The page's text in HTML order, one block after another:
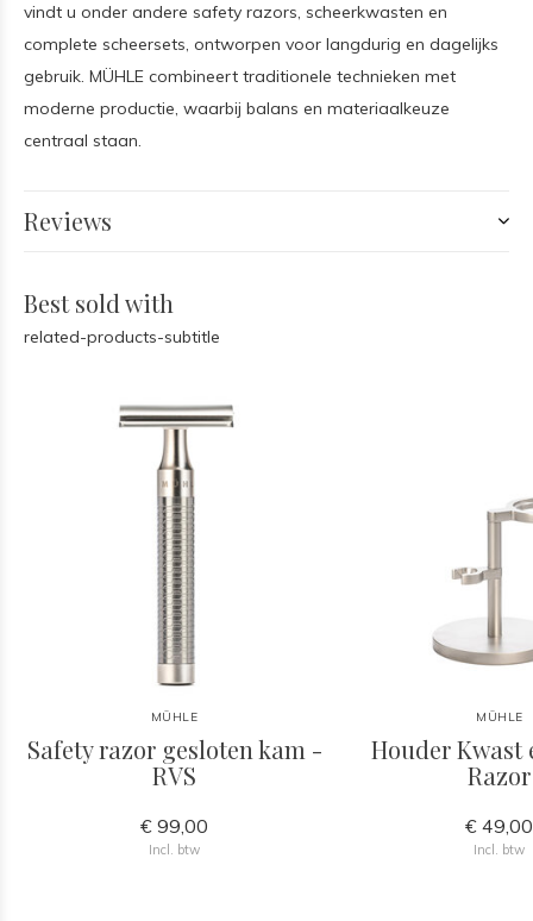
vindt u onder andere safety razors, scheerkwasten en
complete scheersets, ontworpen voor langdurig en dagelijks
gebruik. MÜHLE combineert traditionele technieken met
moderne productie, waarbij balans en materiaalkeuze
centraal staan.
Reviews
Best sold with
related-products-subtitle
MÜHLE
Safety razor gesloten kam -
RVS
€ 99,00
Incl. btw
MÜHLE
Houder Kwast
Razor
€ 49,00
Incl. btw